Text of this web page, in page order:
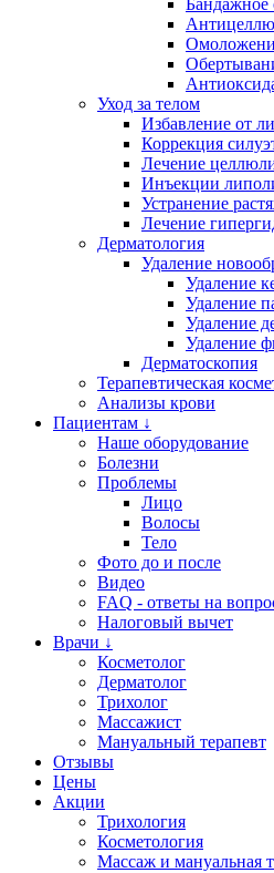
Бандажное
Уход за телом
Избавление от
Коррекция
Лечение
Инъекции
Устранение
Лечение
Дерматология
Удаление
Удаление
Удаление
Удаление
Удаление
Дерматоскопия
Терапевтическая
Анализы крови
Пациентам ↓
Наше оборудование
Болезни
Проблемы
Лицо
Волосы
Тело
Фото до и после
Видео
FAQ - ответы на
Налоговый вычет
Врачи ↓
Косметолог
Дерматолог
Трихолог
Массажист
Мануальный терапевт
Отзывы
Цены
Акции
Трихология
Косметология
Массаж и мануальная